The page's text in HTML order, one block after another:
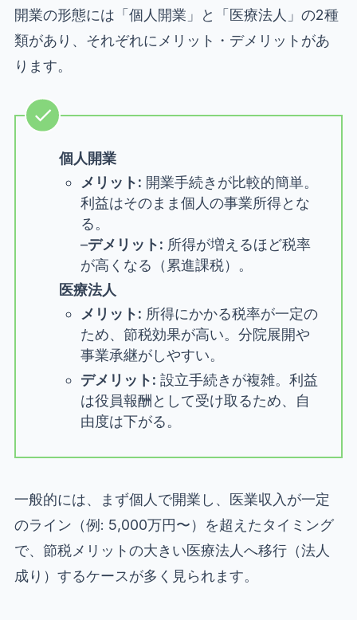
開業の形態には「個人開業」と「医療法人」の2種
類があり、それぞれにメリット・デメリットがあ
ります。
個人開業
メリット: 開業手続きが比較的簡単。
利益はそのまま個人の事業所得とな
る。
–デメリット: 所得が増えるほど税率
が高くなる（累進課税）。
医療法人
メリット: 所得にかかる税率が一定の
ため、節税効果が高い。分院展開や
事業承継がしやすい。
デメリット: 設立手続きが複雑。利益
は役員報酬として受け取るため、自
由度は下がる。
一般的には、まず個人で開業し、医業収入が一定
のライン（例: 5,000万円〜）を超えたタイミング
で、節税メリットの大きい医療法人へ移行（法人
成り）するケースが多く見られます。